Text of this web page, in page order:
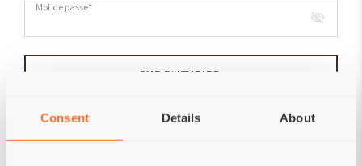
Consent Details About
Mot de passe*
S'IDENTIFIER
Réinitialiser